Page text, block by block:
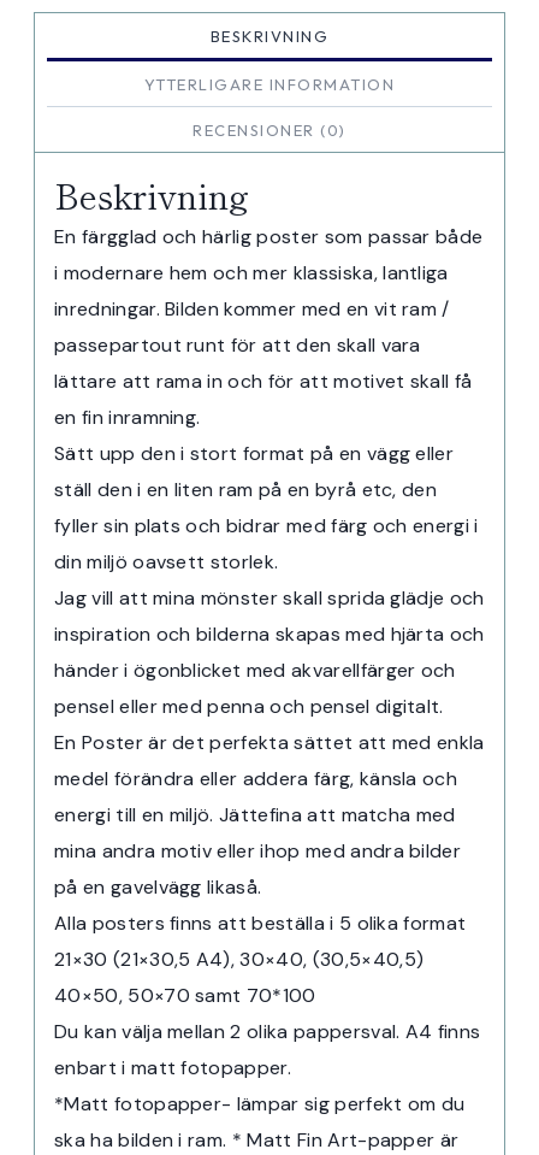
BESKRIVNING
YTTERLIGARE INFORMATION
RECENSIONER (0)
Beskrivning
En färgglad och härlig poster som passar både
i modernare hem och mer klassiska, lantliga
inredningar. Bilden kommer med en vit ram /
passepartout runt för att den skall vara
lättare att rama in och för att motivet skall få
en fin inramning.
Sätt upp den i stort format på en vägg eller
ställ den i en liten ram på en byrå etc, den
fyller sin plats och bidrar med färg och energi i
din miljö oavsett storlek.
Jag vill att mina mönster skall sprida glädje och
inspiration och bilderna skapas med hjärta och
händer i ögonblicket med akvarellfärger och
pensel eller med penna och pensel digitalt.
En Poster är det perfekta sättet att med enkla
medel förändra eller addera färg, känsla och
energi till en miljö. Jättefina att matcha med
mina andra motiv eller ihop med andra bilder
på en gavelvägg likaså.
Alla posters finns att beställa i 5 olika format
21×30 (21×30,5 A4), 30×40, (30,5×40,5)
40×50, 50×70 samt 70*100
Du kan välja mellan 2 olika pappersval. A4 finns
enbart i matt fotopapper.
*Matt fotopapper- lämpar sig perfekt om du
ska ha bilden i ram. * Matt Fin Art-papper är